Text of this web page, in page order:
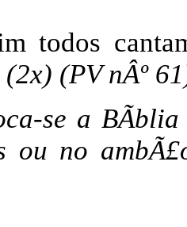
todos
(PV nÂº
se a
ou no